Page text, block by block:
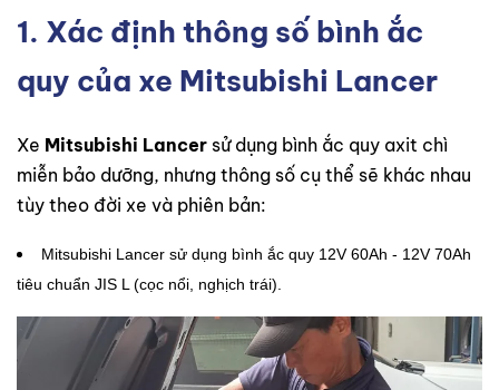
1. Xác định thông số bình ắc
quy của xe Mitsubishi Lancer
Xe Mitsubishi Lancer sử dụng bình ắc quy axit chì
miễn bảo dưỡng, nhưng thông số cụ thể sẽ khác nhau
tùy theo đời xe và phiên bản:
Mitsubishi Lancer sử dụng bình ắc quy 12V 60Ah - 12V 70Ah
tiêu chuẩn JIS L (cọc nổi, nghịch trái).